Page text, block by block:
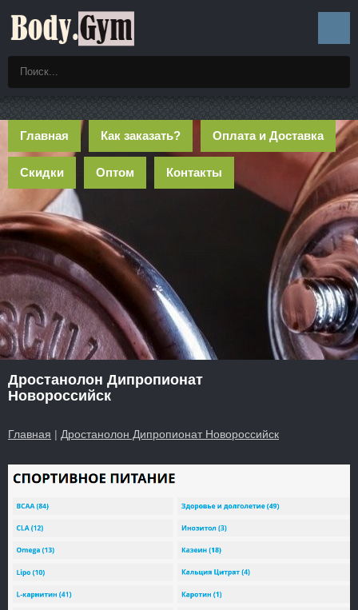
Главная Как заказать? Оплата и Доставка
Скидки Оптом Контакты
Дростанолон Дипропионат
Новороссийск
Главная | Дростанолон Дипропионат Новороссийск